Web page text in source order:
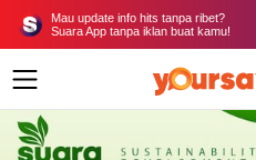
Mau update info hits tanpa ribet?
Suara App tanpa iklan buat kamu!